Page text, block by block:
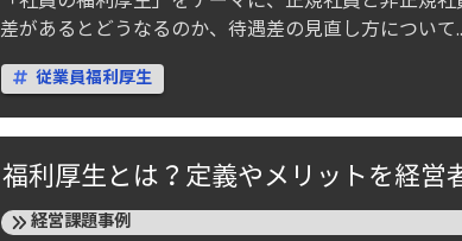
差があるとどうなるのか、待遇差の見直し方について
従業員福利厚生
福利厚生とは？定義やメリットを経営
経営課題事例